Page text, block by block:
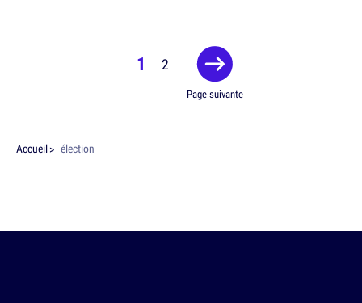
1 2
Page suivante
Accueil élection